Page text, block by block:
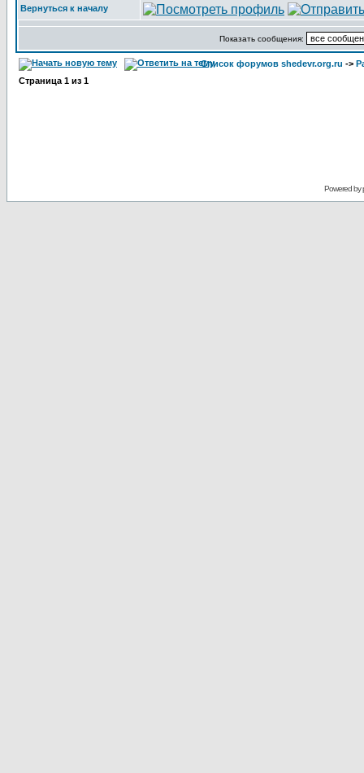
Вернуться к началу
Показать сообщения:
Список форумов shedevr.org.ru ->
Страница 1 из 1
Powered by